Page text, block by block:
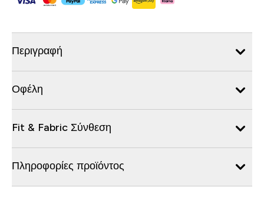
Περιγραφή
Οφέλη
Fit & Fabric Σύνθεση
Πληροφορίες προϊόντος